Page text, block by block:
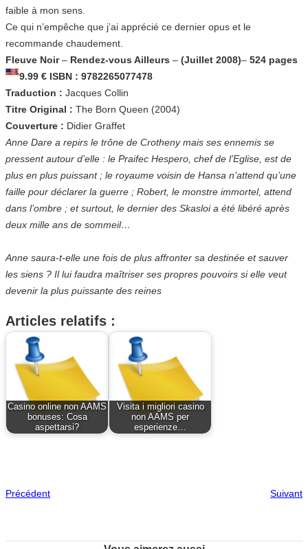
faible à mon sens.
Ce qui n’empêche que j’ai apprécié ce dernier opus et le
recommande chaudement.
Fleuve Noir– Rendez-vous Ailleurs – (Juillet 2008)– 524 pages
9.99 € ISBN : 9782265077478
Traduction : Jacques Collin
Titre Original : The Born Queen (2004)
Couverture : Didier Graffet
Anne Dare a repirs le trône de Crotheny mais ses ennemis se
pressent autour d’elle : le Praifec Hespero, chef de l’Eglise, est de
plus en plus puissant ; le royaume voisin de Hansa n’attend qu’une
faille pour déclarer la guerre ; Robert, le monstre immortel, attend
dans l’ombre ; et surtout, le dernier des Skasloi a été libéré après
deux mille ans de sommeil…
Anne saura-t-elle une fois de plus affronter sa destinée et sauver
les siens ? Il lui faudra maîtriser ses propres pouvoirs si elle veut
devenir la plus puissante des reines
Articles relatifs :
Casino online non AAMS
bonuses: Cosa
aspettarsi?
Visita i migliori casino
non AAMS per
esperienze…
Précédent Suivant